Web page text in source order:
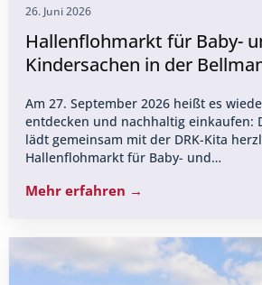
26. Juni 2026
Hallenflohmarkt für Baby-
Kindersachen in der
Am 27. September 2026 heißt es
entdecken und nachhaltig einkaufen:
lädt gemeinsam mit der DRK-Kita
Hallenflohmarkt für Baby- und…
Mehr erfahren →